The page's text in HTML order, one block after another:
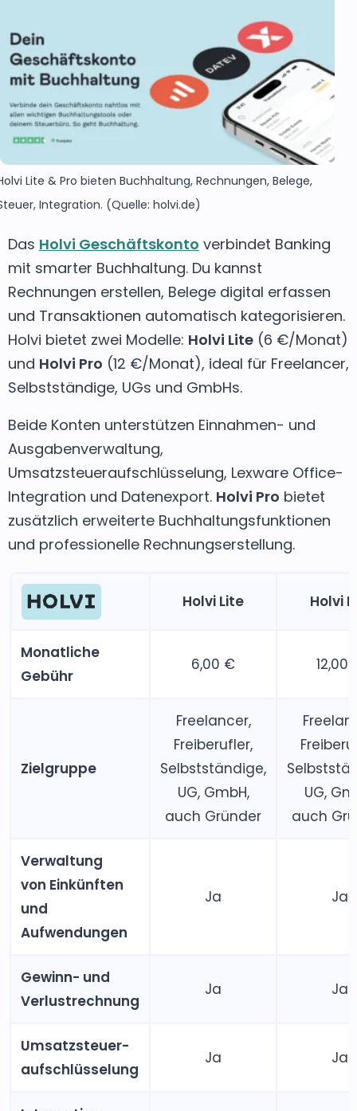
Lite & Pro bieten Buchhaltung, Rechnungen, Belege,
Integration. (Quelle: holvi.de)
Das Holvi Geschäftskonto verbindet Banking
mit smarter Buchhaltung. Du kannst
Rechnungen erstellen, Belege digital erfassen
und Transaktionen automatisch kategorisieren.
Holvi bietet zwei Modelle: Holvi Lite (6 €/Monat)
und Holvi Pro (12 €/Monat), ideal für Freelancer,
Selbstständige, UGs und GmbHs.
Beide Konten unterstützen Einnahmen- und
Ausgabenverwaltung,
Umsatzsteueraufschlüsselung, Lexware Office-
Integration und Datenexport. Holvi Pro bietet
zusätzlich erweiterte Buchhaltungsfunktionen
und professionelle Rechnungserstellung.
Holvi Lite Holvi
Monatliche
Gebühr
6,00 € 12,00
Zielgruppe
Freelancer,
Freiberufler,
Selbstständige,
UG, GmbH,
auch Gründer
UG,
auch
Verwaltung
von Einkünften
und
Aufwendungen
Ja Ja
Gewinn- und
Verlustrechnung
Ja Ja
Umsatzsteuer­
aufschlüsselung
Ja Ja